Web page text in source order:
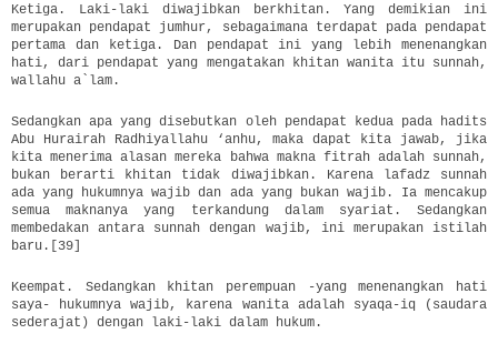
Ketiga. Laki-laki diwajibkan berkhitan. Yang demikian ini
merupakan pendapat jumhur, sebagaimana terdapat pada pendapat
pertama dan ketiga. Dan pendapat ini yang lebih menenangkan
hati, dari pendapat yang mengatakan khitan wanita itu sunnah,
wallahu a`lam.
Sedangkan apa yang disebutkan oleh pendapat kedua pada hadits
Abu Hurairah Radhiyallahu ‘anhu, maka dapat kita jawab, jika
kita menerima alasan mereka bahwa makna fitrah adalah sunnah,
bukan berarti khitan tidak diwajibkan. Karena lafadz sunnah
ada yang hukumnya wajib dan ada yang bukan wajib. Ia mencakup
semua maknanya yang terkandung dalam syariat. Sedangkan
membedakan antara sunnah dengan wajib, ini merupakan istilah
baru.[39]
Keempat. Sedangkan khitan perempuan -yang menenangkan hati
saya- hukumnya wajib, karena wanita adalah syaqa-iq (saudara
sederajat) dengan laki-laki dalam hukum.